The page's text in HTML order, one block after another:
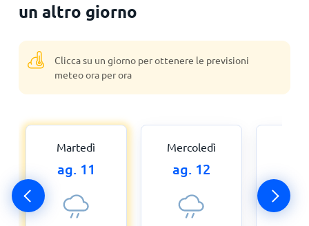
un altro giorno
Clicca su un giorno per ottenere le previsioni
meteo ora per ora
Martedì
ag. 11
Mercoledì
ag. 12